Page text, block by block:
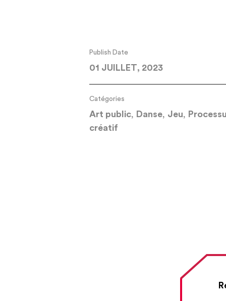
Publish Date
01 JUILLET, 2023
Catégories
Art public, Danse, Jeu,
créatif